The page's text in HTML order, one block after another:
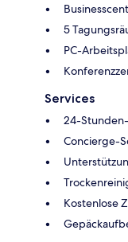
5
PC-
Services
24-
Concierge-
Kostenlose